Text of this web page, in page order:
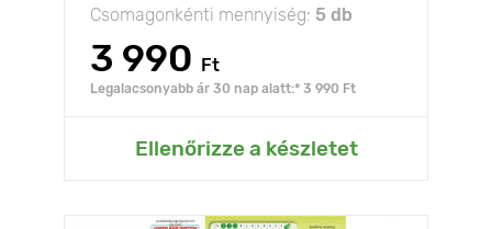
Csomagonkénti mennyiség: 5 db
3 990 Ft
Legalacsonyabb ár 30 nap alatt:* 3 990 Ft
Ellenőrizze a készletet